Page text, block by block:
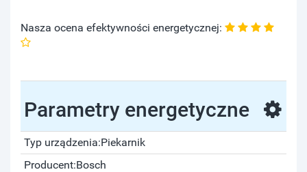
Nasza ocena efektywności energetycznej:
Parametry energetyczne
Typ urządzenia:Piekarnik
Producent:Bosch